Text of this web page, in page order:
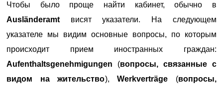
Чтобы было проще найти кабинет, обычно в
Ausländeramt висят указатели. На следующем
указателе мы видим основные вопросы, по которым
происходит прием иностранных граждан:
Aufenthaltsgenehmigungen (вопросы, связанные с
видом на жительство),Werkverträge (вопросы,